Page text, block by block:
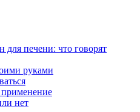
для печени: что говорят
руками
применение
нет